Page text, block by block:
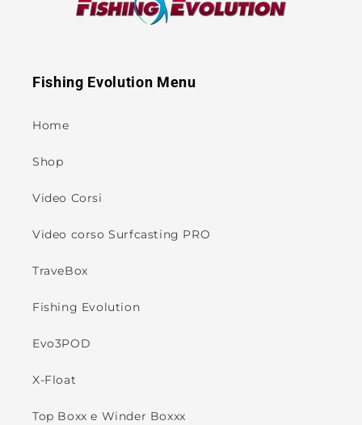
Fishing Evolution Menu
Home
Shop
Video Corsi
Video corso Surfcasting PRO
TraveBox
Fishing Evolution
Evo3POD
X-Float
Top Boxx e Winder Boxxx